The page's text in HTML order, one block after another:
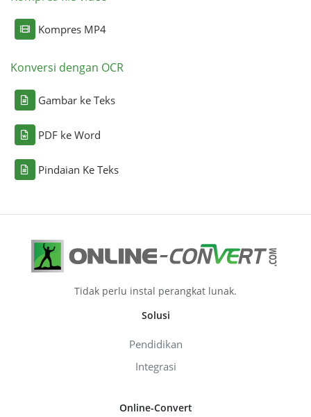
Kompres MP4
Konversi dengan OCR
Gambar ke Teks
PDF ke Word
Pindaian Ke Teks
Tidak perlu instal perangkat lunak.
Solusi
Pendidikan
Integrasi
Online-Convert